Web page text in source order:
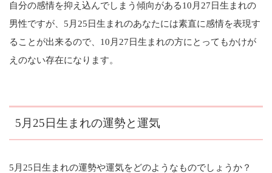
自分の感情を抑え込んでしまう傾向がある10月27日生まれの
男性ですが、5月25日生まれのあなたには素直に感情を表現す
ることが出来るので、10月27日生まれの方にとってもかけが
えのない存在になります。
5月25日生まれの運勢と運気
5月25日生まれの運勢や運気をどのようなものでしょうか？